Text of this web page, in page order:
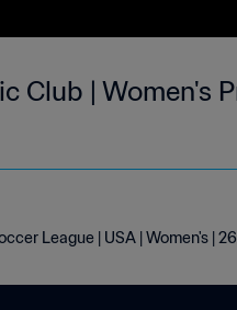
Club | Women's
League | USA | Women's |